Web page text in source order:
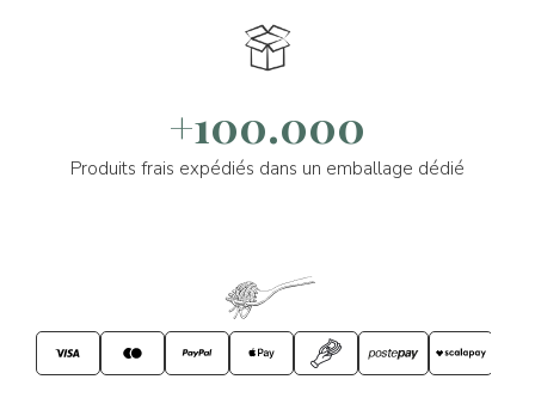
+100.000
Produits frais expédiés dans un emballage dédié